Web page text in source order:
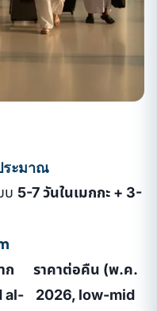
ระมาณ
บ 5-7 วันในเมกกะ + 3-
ก
al-
ราคาต่อคืน (พ.ค.
2026, low-mid